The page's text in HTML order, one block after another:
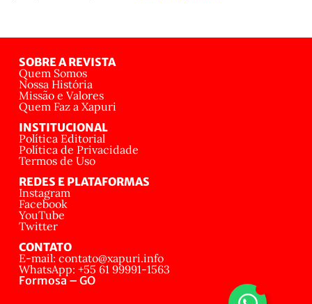
SOBRE A REVISTA
Quem Somos
Nossa História
Missão e Valores
Quem Faz a Xapuri
INSTITUCIONAL
Política Editorial
Política de Privacidade
Termos de Uso
REDES E PLATAFORMAS
Instagram
Facebook
YouTube
Twitter
CONTATO
E-mail: contato@xapuri.info
WhatsApp: +55 61 99991-1563
Formosa – GO